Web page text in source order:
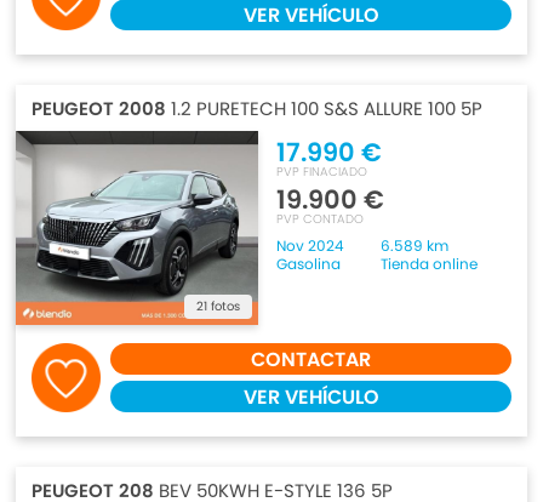
VER VEHÍCULO
PEUGEOT 2008 1.2 PURETECH 100 S&S ALLURE 100 5P
21 fotos
17.990 €
PVP FINACIADO
19.900 €
PVP CONTADO
Nov 2024
6.589 km
Gasolina
Tienda online
CONTACTAR
VER VEHÍCULO
PEUGEOT 208 BEV 50KWH E-STYLE 136 5P